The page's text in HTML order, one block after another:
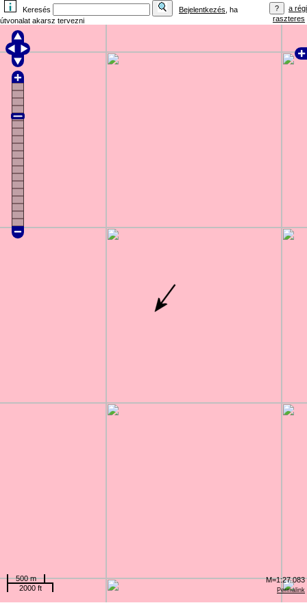
Keresés Bejelentkezés , ha
útvonalat akarsz tervezni
a régi
raszteres
Permalink
500 m
2000 ft
M=1:27 083